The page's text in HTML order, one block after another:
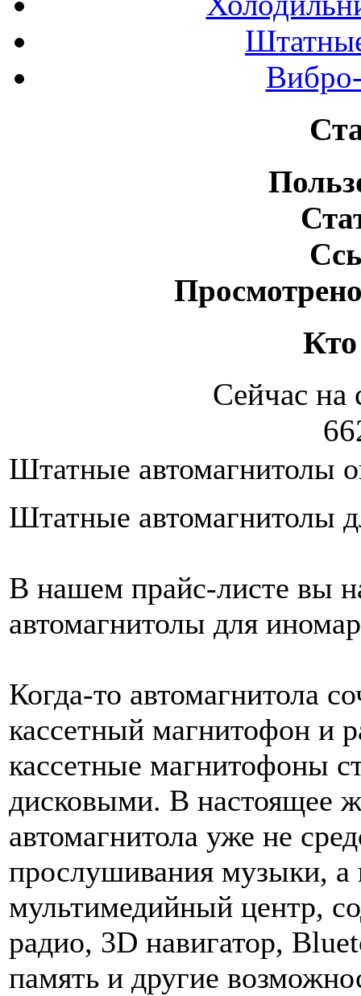
Кто
Сейчас на
Штатные автомагнитолы
Штатные автомагнитолы
В нашем прайс-листе вы
автомагнитолы для
Когда-то автомагнитола
кассетный магнитофон и
кассетные магнитофоны
дисковыми. В настоящее
автомагнитола уже не
прослушивания музыки,
мультимедийный центр,
радио, 3D навигатор,
память и другие